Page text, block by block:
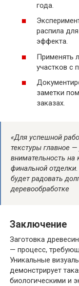
года.
распила
эффекта.
Применять
участков с
заметки
заказах.
«Для успешной
текстуры главное
внимательность
финальной
будет радовать
деревообработке
Заключение
Заготовка
— процесс,
Уникальные
демонстрирует
биологическими и